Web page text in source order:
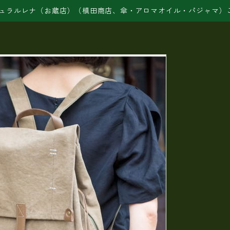
ラルレナ（お蔵店）（槙田商店、傘・アロマオイル・パジャマ）